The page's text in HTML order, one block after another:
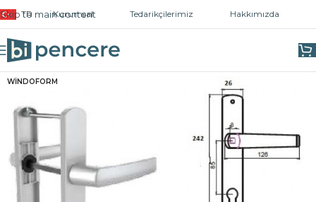
Skip to main content
TR Kurumsal Tedarikçilerimiz Hakkımızda
Ana Sayfa
WİNDOFORM